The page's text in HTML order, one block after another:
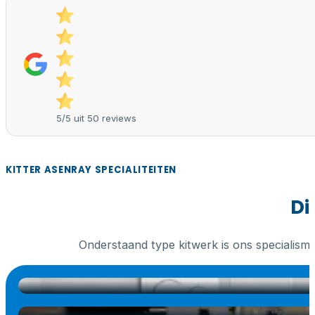
5/5 uit 50 reviews
KITTER ASENRAY SPECIALITEITEN
Onderstaand type kitwerk is ons